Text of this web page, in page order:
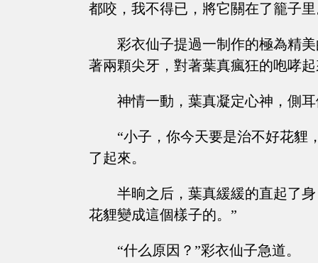
都咬，我不得已，將它關在了籠子里
彩衣仙子提過一制作的極為精
著兩顆尖牙，對著葉真瘋狂的咆哮
神情一動，葉真凝定心神，側
“小子，你今天要是治不好花貍
了起來。
半晌之后，葉真緩緩的直起了
花貍變成這個樣子的。”
“什么原因？”彩衣仙子急道。